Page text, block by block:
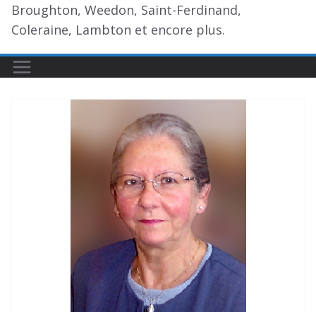
Broughton, Weedon, Saint-Ferdinand,
Coleraine, Lambton et encore plus.